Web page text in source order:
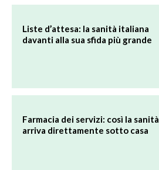
Liste d’attesa: la sanità italiana
davanti alla sua sfida più grande
Farmacia dei servizi: così la sanità
arriva direttamente sotto casa